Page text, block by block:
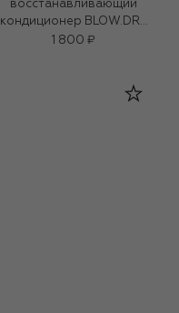
восстанавливающий
кондиционер BLOW.DRY
RINSE (40ml)
1 800 ₽